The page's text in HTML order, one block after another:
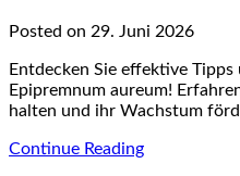
Posted on 29. Juni 2026
Entdecken Sie effektive
Epipremnum aureum!
halten und ihr Wachstum
Continue Reading